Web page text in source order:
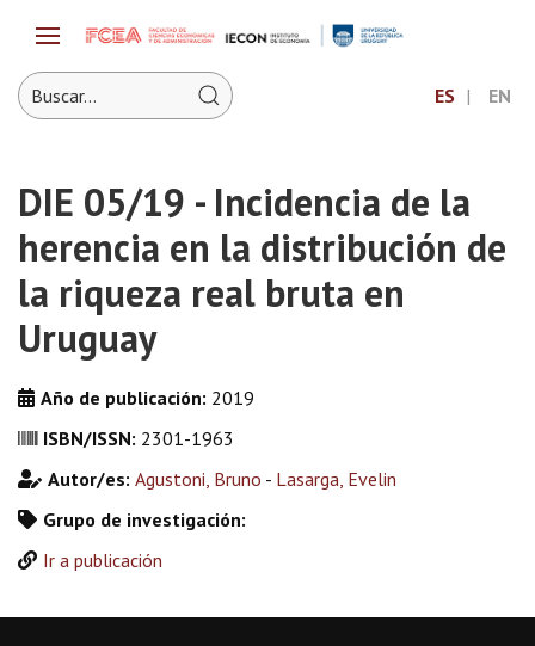
ES EN
DIE 05/19 - Incidencia de la
herencia en la distribución de
la riqueza real bruta en
Uruguay
Año de publicación: 2019
ISBN/ISSN: 2301-1963
Autor/es: Agustoni, Bruno - Lasarga, Evelin
Grupo de investigación:
Ir a publicación